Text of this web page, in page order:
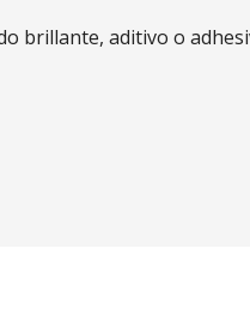
brillante, aditivo o